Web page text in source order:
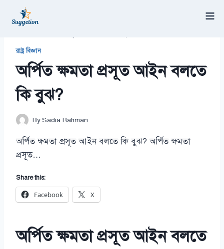
রাষ্ট্র বিজ্ঞান
অর্পিত ক্ষমতা প্রসূত আইন বলতে
কি বুঝ?
BySadia Rahman
অর্পিত ক্ষমতা প্রসূত আইন বলতে কি বুঝ? অর্পিত ক্ষমতা
প্রসূত…
Share this:
Facebook X
অর্পিত ক্ষমতা প্রসূত আইন বলতে